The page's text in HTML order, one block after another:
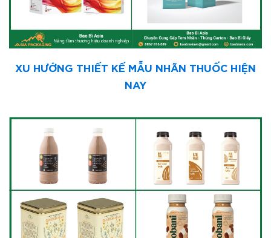
XU HƯỚNG THIẾT KẾ MẪU NHÃN THUỐC HIỆN
NAY